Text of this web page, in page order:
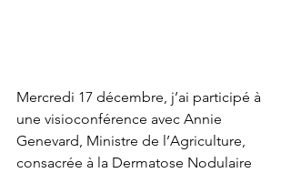
Mercredi 17 décembre, j’ai participé à
une visioconférence avec Annie
Genevard, Ministre de l’Agriculture,
consacrée à la Dermatose Nodulaire